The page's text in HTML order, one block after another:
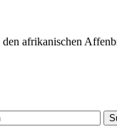
afrikanischen